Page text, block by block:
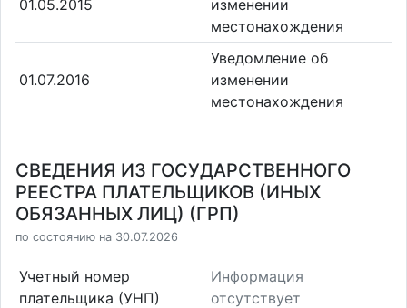
01.05.2015
изменении
местонахождения
01.07.2016
Уведомление об
изменении
местонахождения
СВЕДЕНИЯ ИЗ ГОСУДАРСТВЕННОГО
РЕЕСТРА ПЛАТЕЛЬЩИКОВ (ИНЫХ
ОБЯЗАННЫХ ЛИЦ) (ГРП)
по состоянию на 30.07.2026
Учетный номер
плательщика (УНП)
Информация
отсутствует